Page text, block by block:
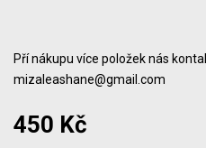
Pří nákupu více položek nás
mizaleashane@gmail.com
450 Kč